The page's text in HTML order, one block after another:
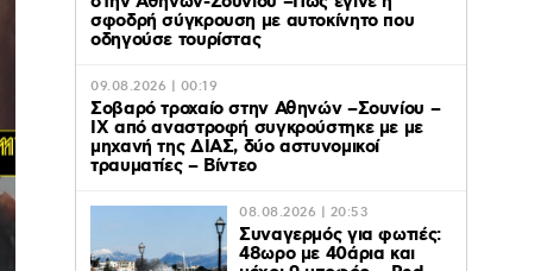
σφοδρή σύγκρουση με αυτοκίνητο που
οδηγούσε τουρίστας
09.08.2026 | 00:19
Σοβαρό τροχαίο στην Αθηνών –Σουνίου –
ΙΧ από αναστροφή συγκρούστηκε με με
μηχανή της ΔΙΑΣ, δύο αστυνομικοί
τραυματίες – Βίντεο
08.08.2026 | 20:53
Συναγερμός για φωτιές:
48ωρο με 40άρια και